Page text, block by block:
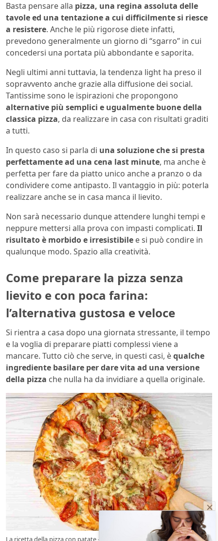
Basta pensare alla pizza, una regina assoluta delle
tavole ed una tentazione a cui difficilmente si riesce
a resistere. Anche le più rigorose diete infatti,
prevedono generalmente un giorno di “sgarro” in cui
concedersi una portata più abbondante e saporita.
Negli ultimi anni tuttavia, la tendenza light ha preso il
sopravvento anche grazie alla diffusione dei social.
Tantissime sono le ispirazioni che propongono
alternative più semplici e ugualmente buone della
classica pizza, da realizzare in casa con risultati graditi
a tutti.
In questo caso si parla di una soluzione che si presta
perfettamente ad una cena last minute, ma anche è
perfetta per fare da piatto unico anche a pranzo o da
condividere come antipasto. Il vantaggio in più: poterla
realizzare anche se in casa manca il lievito.
Non sarà necessario dunque attendere lunghi tempi e
neppure mettersi alla prova con impasti complicati. Il
risultato è morbido e irresistibile e si può condire in
qualunque modo. Spazio alla creatività.
Come preparare la pizza senza
lievito e con poca farina:
l’alternativa gustosa e veloce
Si rientra a casa dopo una giornata stressante, il tempo
e la voglia di preparare piatti complessi viene a
mancare. Tutto ciò che serve, in questi casi, èqualche
ingrediente basilare per dare vita ad una versione
della pizza che nulla ha da invidiare a quella originale.
La ricetta della pizza con patate – newmicro.it